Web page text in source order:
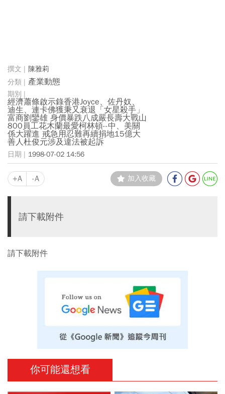
陳雅莉
產業動態
經濟蕭條啟示錄香港Joyce、佐丹奴、
迪生、連卡佛獲秉又衰退「女星殺手」
富商劉鑾雄 身價暴跌八成嚴長壽大戰山
800員工花木蘭最愛柯林頓--中、美關
係大躍進 戒急用忍難再續捐地15億大
善人杜俊元涉及違法被起訴
1998-07-02 14:56
+A -A 加入收藏
請下載附件
請下載附件
你可能還想看